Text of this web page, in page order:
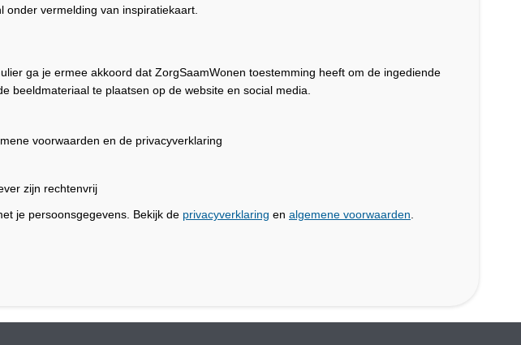
onder vermelding van inspiratiekaart.
ga je ermee akkoord dat ZorgSaamWonen toestemming heeft om de ingediende
beeldmateriaal te plaatsen op de website en social media.
voorwaarden en de privacyverklaring
zijn rechtenvrij
je persoonsgegevens. Bekijk de privacyverklaring en algemene voorwaarden.